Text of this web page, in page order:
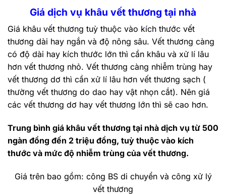
Giá dịch vụ khâu vết thương tại nhà
Giá khâu vết thương tuỳ thuộc vào kích thước vết
thương dài hay ngắn và độ nông sâu. Vết thương càng
có độ dài hay kích thước lớn thì cần khâu và xử lí lâu
hơn vết thương nhỏ. Vết thương càng nhiễm trùng hay
vết thương dơ thì cần xử lí lâu hơn vết thương sạch (
thường vết thương do dao hay vật nhọn cắt). Nên giá
các vết thương dơ hay vết thương lớn thì sẽ cao hơn.
Trung bình giá khâu vết thương tại nhà dịch vụ từ 500
ngàn đồng đến 2 triệu đồng, tuỳ thuộc vào kích
thước và mức độ nhiễm trùng của vết thương.
Giá trên bao gồm: công BS di chuyển và công xử lý
vết thương